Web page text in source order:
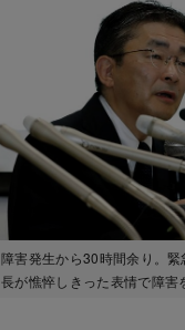
障害発生から30時間余り。
長が憔悴しきった表情で障